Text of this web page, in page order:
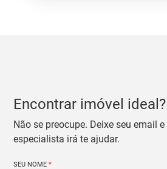
Encontrar imóvel ideal?
Não se preocupe. Deixe seu email
especialista irá te ajudar.
SEU NOME*